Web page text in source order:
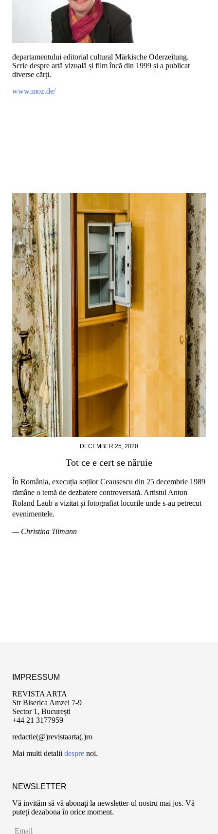
departamentului editorial cultural Märkische Oderzeitung.
Scrie despre artă vizuală și film încă din 1999 și a publicat
diverse cărți.
www.moz.de/
DECEMBER 25, 2020
Tot ce e cert se năruie
În România, execuția soților Ceaușescu din 25 decembrie 1989
rămâne o temă de dezbatere controversată. Artistul Anton
Roland Laub a vizitat și fotografiat locurile unde s-au petrecut
evenimentele.
— Christina Tilmann
IMPRESSUM
REVISTA ARTA
Str Biserica Amzei 7-9
Sector 1, București
+44 21 3177959
redactie(@)revistaarta(.)ro
Mai multi detalii despre noi.
NEWSLETTER
Vă invităm să vă abonați la newsletter-ul nostru mai jos. Vă
puteți dezabona în orice moment.